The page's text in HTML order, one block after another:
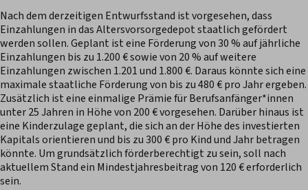
Nach dem derzeitigen Entwurfsstand ist vorgesehen, dass
Einzahlungen in das Altersvorsorgedepot staatlich gefördert
werden sollen. Geplant ist eine Förderung von 30 % auf jährliche
Einzahlungen bis zu 1.200 € sowie von 20 % auf weitere
Einzahlungen zwischen 1.201 und 1.800 €. Daraus könnte sich eine
maximale staatliche Förderung von bis zu 480 € pro Jahr ergeben.
Zusätzlich ist eine einmalige Prämie für Berufsanfänger*innen
unter 25 Jahren in Höhe von 200 € vorgesehen. Darüber hinaus ist
eine Kinderzulage geplant, die sich an der Höhe des investierten
Kapitals orientieren und bis zu 300 € pro Kind und Jahr betragen
könnte. Um grundsätzlich förderberechtigt zu sein, soll nach
aktuellem Stand ein Mindestjahresbeitrag von 120 € erforderlich
sein.